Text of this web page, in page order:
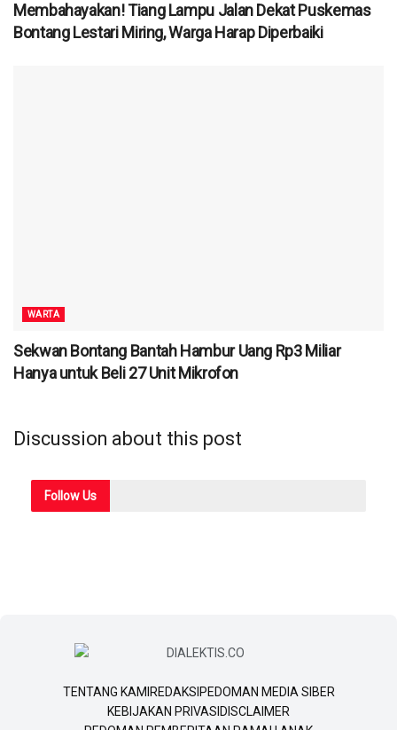
Membahayakan! Tiang Lampu Jalan Dekat Puskemas
Bontang Lestari Miring, Warga Harap Diperbaiki
WARTA
Sekwan Bontang Bantah Hambur Uang Rp3 Miliar
Hanya untuk Beli 27 Unit Mikrofon
Discussion about this post
FollowUs
TENTANG KAMIREDAKSIPEDOMAN MEDIA SIBER
KEBIJAKAN PRIVASIDISCLAIMER